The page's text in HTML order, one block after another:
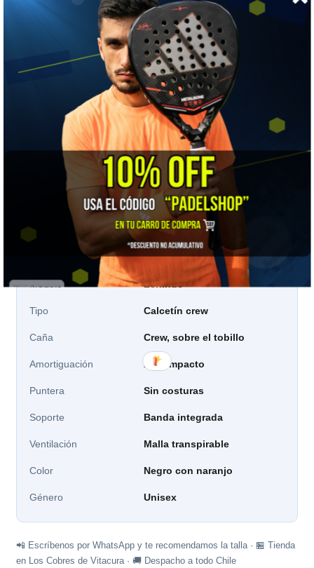
Por número de calzado europeo
34-38 39-42
34 a 38 39 a 42
Cómo elegir:las tallas van por tu número de zapatilla,
no por talla de ropa. Si estás justo en el borde entre dos
rangos, elige el mayor: el elastano ajusta, pero un
calcetín corto tensa el empeine.
📋 Ficha técnica
Tilki
Modelo Lehinde
Tipo Calcetín crew
Caña Crew, sobre el tobillo
Amortiguación Alto impacto
Puntera Sin costuras
Soporte Banda integrada
Ventilación Malla transpirable
Color Negro con naranjo
Género Unisex
📲 Escríbenos por WhatsApp y te recomendamos la talla · 🏪 Tienda
en Los Cobres de Vitacura · 🚚 Despacho a todo Chile